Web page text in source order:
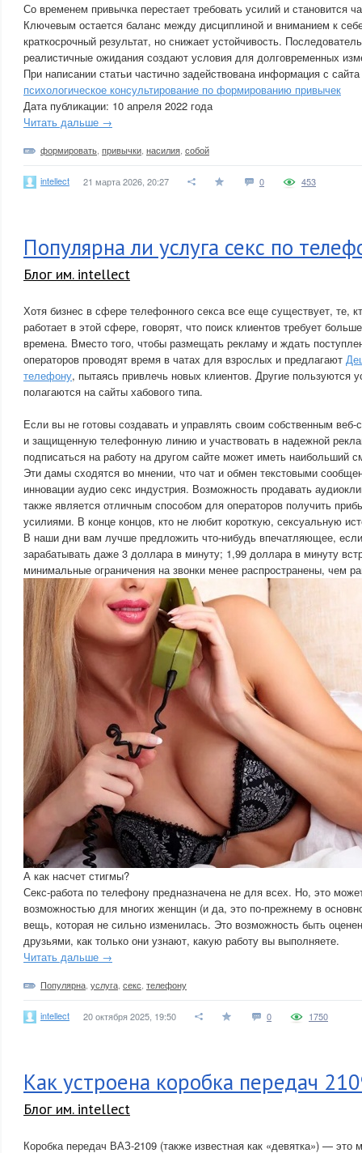
Со временем привычка перестает требовать усилий и становится
Ключевым остается баланс между дисциплиной и вниманием к
краткосрочный результат, но снижает устойчивость.
реалистичные ожидания создают условия для долговременных
При написании статьи частично задействована информация с
психологическое консультирование по формированию привычек
Дата публикации: 10 апреля 2022 года
Читать дальше →
формировать привычки насилия собой
intellect 21 марта 2026, 20:27 0 453
Популярна ли услуга секс по
Блог им. intellect
Хотя бизнес в сфере телефонного секса все еще существует, те,
работает в этой сфере, говорят, что поиск клиентов требует
времена. Вместо того, чтобы размещать рекламу и ждать
операторов проводят время в чатах для взрослых и предлагают
телефону, пытаясь привлечь новых клиентов. Другие пользуются
полагаются на сайты хабового типа.
Если вы не готовы создавать и управлять своим собственным веб-
и защищенную телефонную линию и участвовать в надежной
подписаться на работу на другом сайте может иметь наибольший
Эти дамы сходятся во мнении, что чат и обмен текстовыми
инновации аудио секс индустрия. Возможность продавать
также является отличным способом для операторов получить
усилиями. В конце концов, кто не любит короткую, сексуальную
В наши дни вам лучше предложить что-нибудь впечатляющее,
зарабатывать даже 3 доллара в минуту; 1,99 доллара в минуту
минимальные ограничения на звонки менее распространены, чем
А как насчет стигмы?
Секс-работа по телефону предназначена не для всех. Но, это
возможностью для многих женщин (и да, это по-прежнему в
вещь, которая не сильно изменилась. Это возможность быть
друзьями, как только они узнают, какую работу вы выполняете.
Читать дальше →
Популярна услуга секс телефону
intellect 20 октября 2025, 19:50 0 1750
Как устроена коробка передач
Блог им. intellect
Коробка передач ВАЗ-2109 (также известная как «девятка») — это